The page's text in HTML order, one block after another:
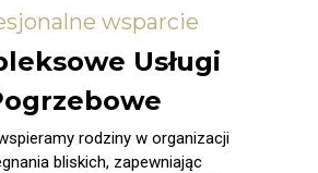
wsparcie
Usługi
rodziny w organizacji
bliskich, zapewniając